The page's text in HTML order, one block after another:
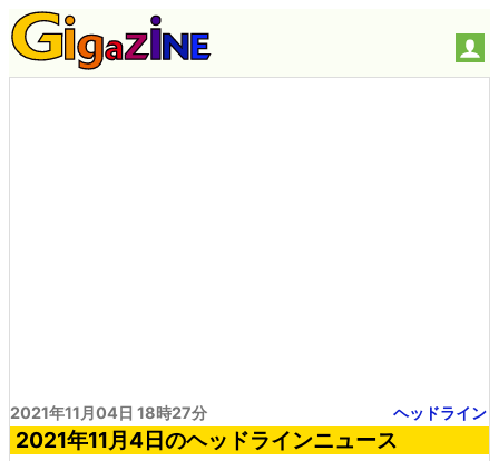
2021年11月04日 18時27分 ヘッドライン
2021年11月4日のヘッドラインニュース